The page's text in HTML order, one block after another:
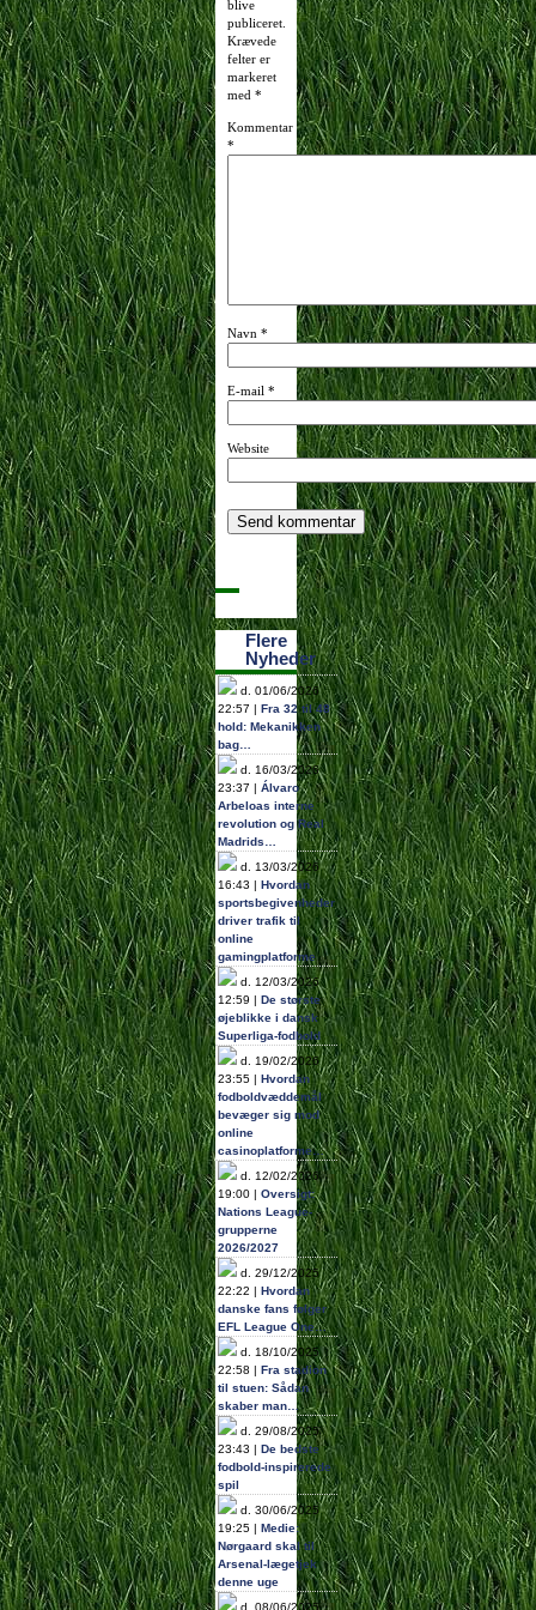
blive
publiceret.
Krævede
felter er
markeret
med *
Kommentar
*
Navn *
E-mail *
Website
Flere
Nyheder
d. 01/06/2026
22:57 | Fra 32 til 48
hold: Mekanikken
bag…
d. 16/03/2026
23:37 | Álvaro
Arbeloas interne
revolution og Real
Madrids…
d. 13/03/2026
16:43 | Hvordan
sportsbegivenheder
driver trafik til
online
gamingplatforme
d. 12/03/2026
12:59 | De største
øjeblikke i dansk
Superliga-fodbold
d. 19/02/2026
23:55 | Hvordan
fodboldvæddemål
bevæger sig mod
online
casinoplatforme…
d. 12/02/2026
19:00 | Oversigt:
Nations League-
grupperne
2026/2027
d. 29/12/2025
22:22 | Hvordan
danske fans følger
EFL League One…
d. 18/10/2025
22:58 | Fra stadion
til stuen: Sådan
skaber man…
d. 29/08/2025
23:43 | De bedste
fodbold-inspirerede
spil
d. 30/06/2025
19:25 | Medie:
Nørgaard skal til
Arsenal-lægetjek
denne uge
d. 08/06/2025